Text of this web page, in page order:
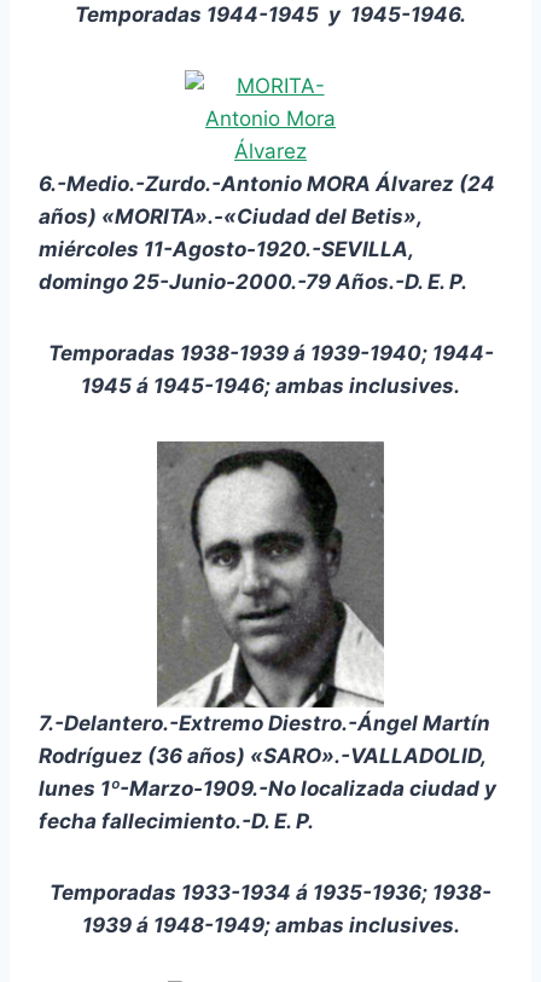
Temporadas 1944-1945 y 1945-1946.
6.-Medio.-Zurdo.-Antonio MORA Álvarez (24
años) «MORITA».-«Ciudad del Betis»,
miércoles 11-Agosto-1920.-SEVILLA,
domingo 25-Junio-2000.-79 Años.-D. E. P.
Temporadas 1938-1939 á 1939-1940; 1944-
1945 á 1945-1946; ambas inclusives.
7.-Delantero.-Extremo Diestro.-Ángel Martín
Rodríguez (36 años) «SARO».-VALLADOLID,
lunes 1º-Marzo-1909.-No localizada ciudad y
fecha fallecimiento.-D. E. P.
Temporadas 1933-1934 á 1935-1936; 1938-
1939 á 1948-1949; ambas inclusives.